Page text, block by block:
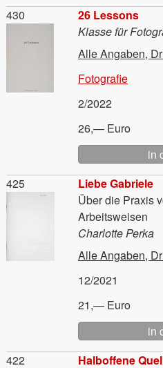
26 Lessons
Material
430
Klasse für
Alle Angaben,
Fotografie
2/2022
26,— Euro
Liebe Gabriele
Über die Praxis
Arbeitsweisen
Material
425
Charlotte Perka
Alle Angaben,
12/2021
21,— Euro
Halboffene
Material
422